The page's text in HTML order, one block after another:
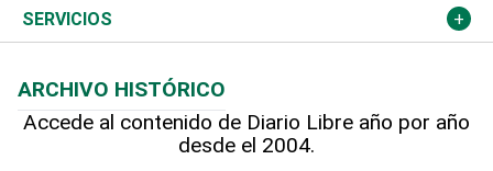
Resto del mundo
Economía personal
Podcast Arte Libre
Hablando con el pediatra
Más deportes
Línea de hit
Columnistas
Más firmas
Cambio climático
Opinión
Hecho en casa
SERVICIOS
Cumpleaños
ARCHIVO HISTÓRICO
Accede al contenido de Diario Libre año por año
desde el 2004.